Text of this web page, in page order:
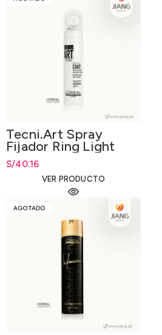
Tecni.Art Spray
Fijador Ring Light
Pure 150ml.
S/40.16
VER PRODUCTO
AGOTADO